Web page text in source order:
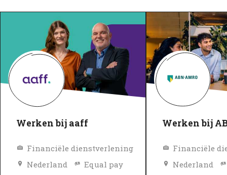
Werken bij aaff
Financiële dienstverlening
Nederland
Equal pay
Werken bij
Financiële
Nederland